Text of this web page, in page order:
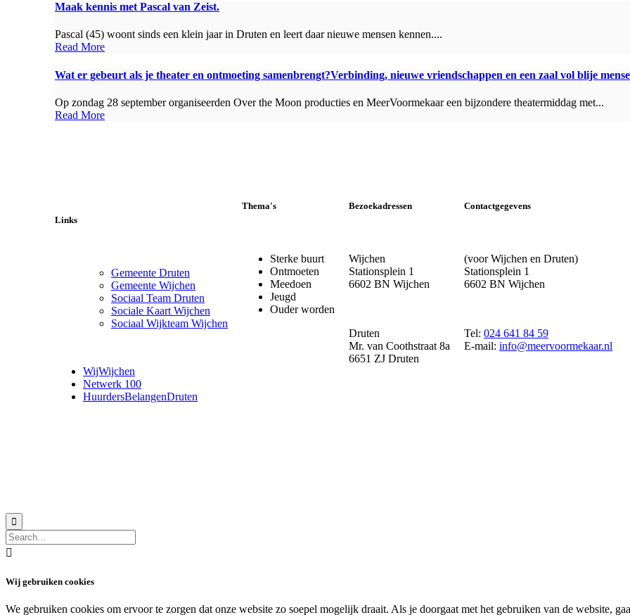
Maak kennis met Pascal van Zeist.
Pascal (45) woont sinds een klein jaar in Druten en leert daar nieuwe mensen kennen....
Read More
Wat er gebeurt als je theater en ontmoeting samenbrengt?Verbinding, nieuwe vriendschappen en een zaal vol blije
Op zondag 28 september organiseerden Over the Moon producties en MeerVoormekaar een bijzondere theatermiddag met...
Read More
Links
Gemeente Druten
Gemeente Wijchen
Sociaal Team Druten
Sociale Kaart Wijchen
Sociaal Wijkteam Wijchen
WijWijchen
Netwerk 100
HuurdersBelangenDruten
Thema's
Sterke buurt
Ontmoeten
Meedoen
Jeugd
Ouder worden
Bezoekadressen
Wijchen
Stationsplein 1
6602 BN Wijchen
Druten
Mr. van Coothstraat 8a
6651 ZJ Druten
Contactgegevens
(voor Wijchen en Druten)
Stationsplein 1
6602 BN Wijchen
Tel: 024 641 84 59
E-mail: info@meervoormekaar.nl


Wij gebruiken cookies
We gebruiken cookies om ervoor te zorgen dat onze website zo soepel mogelijk draait. Als je doorgaat met het gebruiken van de website,